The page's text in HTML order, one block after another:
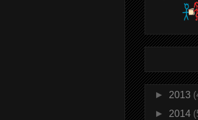
► 2013
► 2014